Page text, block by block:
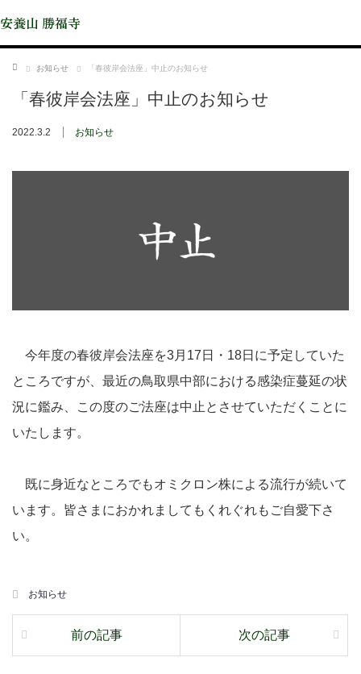
安養山 勝福寺
ホーム お知らせ 「春彼岸会法座」中止のお知らせ
「春彼岸会法座」中止のお知らせ
2022.3.2 お知らせ
今年度の春彼岸会法座を3月17日・18日に予定していた
ところですが、最近の鳥取県中部における感染症蔓延の状
況に鑑み、この度のご法座は中止とさせていただくことに
いたします。
既に身近なところでもオミクロン株による流行が続いて
います。皆さまにおかれましてもくれぐれもご自愛下さ
い。
お知らせ
前の記事 次の記事